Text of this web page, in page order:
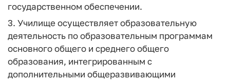
государственном обеспечении.
3. Училище осуществляет образовательную
деятельность по образовательным программам
основного общего и среднего общего
образования, интегрированным с
дополнительными общеразвивающими